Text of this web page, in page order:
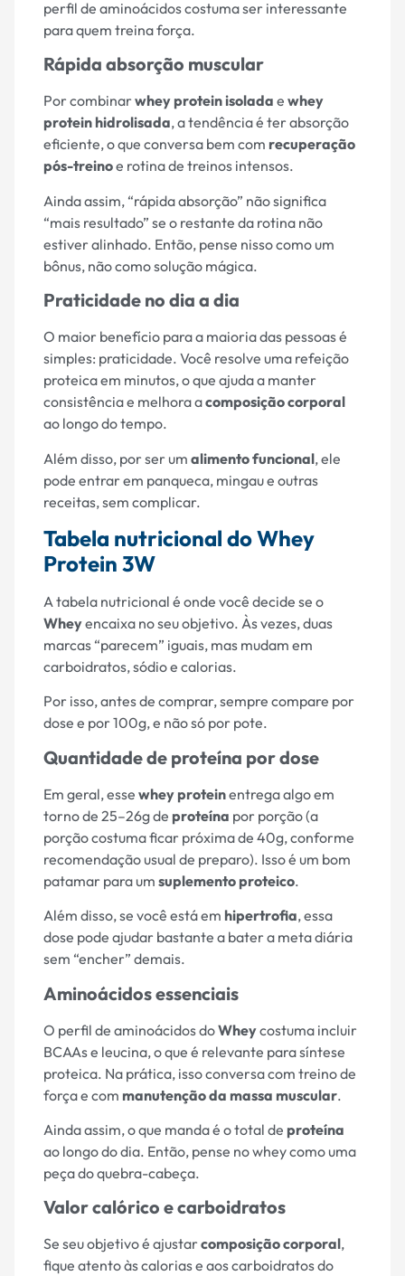
perfil de aminoácidos costuma ser interessante
para quem treina força.
Rápida absorção muscular
Por combinarwhey protein isolada e whey
protein hidrolisada, a tendência é ter absorção
eficiente, o que conversa bem com recuperação
pós-treinoe rotina de treinos intensos.
Ainda assim, “rápida absorção” não significa
“mais resultado” se o restante da rotina não
estiver alinhado. Então, pense nisso como um
bônus, não como solução mágica.
Praticidade no dia a dia
O maior benefício para a maioria das pessoas é
simples: praticidade. Você resolve uma refeição
proteica em minutos, o que ajuda a manter
consistência e melhora acomposição corporal
ao longo do tempo.
Além disso, por ser um alimento funcional, ele
pode entrar em panqueca, mingau e outras
receitas, sem complicar.
Tabela nutricional do Whey
Protein 3W
A tabela nutricional é onde você decide se o
Wheyencaixa no seu objetivo. Às vezes, duas
marcas “parecem” iguais, mas mudam em
carboidratos, sódio e calorias.
Por isso, antes de comprar, sempre compare por
dose e por 100g, e não só por pote.
Quantidade de proteína por dose
Em geral, esse whey proteinentrega algo em
torno de 25–26g de proteína por porção (a
porção costuma ficar próxima de 40g, conforme
recomendação usual de preparo). Isso é um bom
patamar para um suplemento proteico.
Além disso, se você está em hipertrofia, essa
dose pode ajudar bastante a bater a meta diária
sem “encher” demais.
Aminoácidos essenciais
O perfil de aminoácidos doWheycostuma incluir
BCAAs e leucina, o que é relevante para síntese
proteica. Na prática, isso conversa com treino de
força e com manutenção da massa muscular.
Ainda assim, o que manda é o total de proteína
ao longo do dia. Então, pense no whey como uma
peça do quebra-cabeça.
Valor calórico e carboidratos
Se seu objetivo é ajustarcomposição corporal,
fique atento às calorias e aos carboidratos do